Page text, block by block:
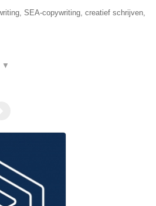
SEA-copywriting, creatief schrijven,
▼